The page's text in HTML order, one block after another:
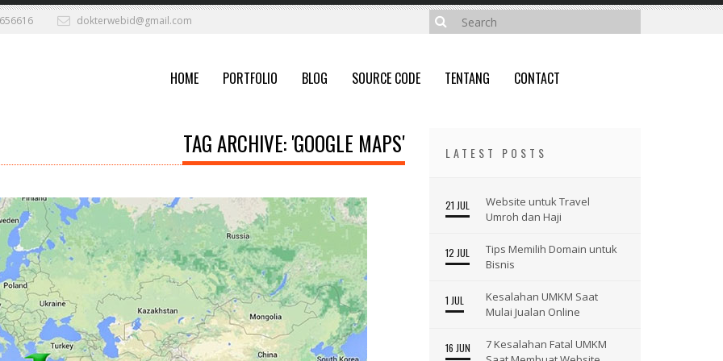
dokterwebid@gmail.com
HOME PORTFOLIO BLOG SOURCE CODE TENTANG CONTACT
TAG ARCHIVE: 'GOOGLE MAPS' LATEST POSTS
21 JUL
Website untuk Travel
Umroh dan Haji
12 JUL
Tips Memilih Domain untuk
Bisnis
1 JUL
Kesalahan UMKM Saat
Mulai Jualan Online
16 JUN
7 Kesalahan Fatal UMKM